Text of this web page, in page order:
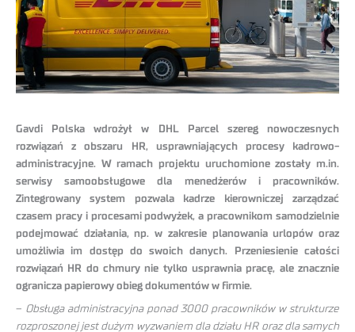
Gavdi Polska wdrożył w DHL Parcel szereg nowoczesnych
rozwiązań z obszaru HR, usprawniających procesy kadrowo-
administracyjne. W ramach projektu uruchomione zostały m.in.
serwisy samoobsługowe dla menedżerów i pracowników.
Zintegrowany system pozwala kadrze kierowniczej zarządzać
czasem pracy i procesami podwyżek, a pracownikom samodzielnie
podejmować działania, np. w zakresie planowania urlopów oraz
umożliwia im dostęp do swoich danych. Przeniesienie całości
rozwiązań HR do chmury nie tylko usprawnia pracę, ale znacznie
ogranicza papierowy obieg dokumentów w firmie.
– Obsługa administracyjna ponad 3000 pracowników w strukturze
rozproszonej jest dużym wyzwaniem dla działu HR oraz dla samych